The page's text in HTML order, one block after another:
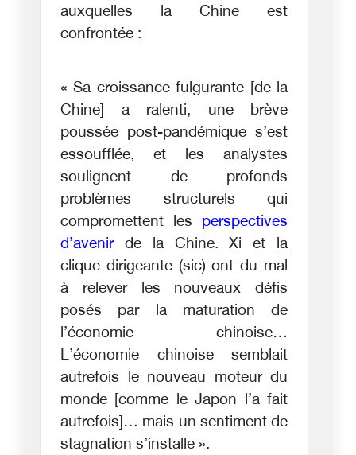
auxquelles la Chine est
confrontée :
« Sa croissance fulgurante [de la
Chine] a ralenti, une brève
poussée post-pandémique s’est
essoufflée, et les analystes
soulignent de profonds
problèmes structurels qui
compromettent les perspectives
d’avenirde la Chine. Xi et la
clique dirigeante (sic) ont du mal
à relever les nouveaux défis
posés par la maturation de
l’économie chinoise…
L’économie chinoise semblait
autrefois le nouveau moteur du
monde [comme le Japon l’a fait
autrefois]… mais un sentiment de
stagnation s’installe ».